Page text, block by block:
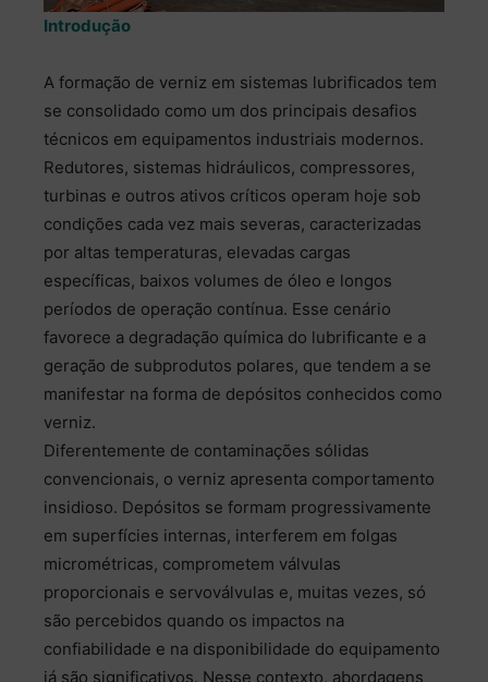
Introdução
A formação de verniz em sistemas lubrificados tem
se consolidado como um dos principais desafios
técnicos em equipamentos industriais modernos.
Redutores, sistemas hidráulicos, compressores,
turbinas e outros ativos críticos operam hoje sob
condições cada vez mais severas, caracterizadas
por altas temperaturas, elevadas cargas
específicas, baixos volumes de óleo e longos
períodos de operação contínua. Esse cenário
favorece a degradação química do lubrificante e a
geração de subprodutos polares, que tendem a se
manifestar na forma de depósitos conhecidos como
verniz.
Diferentemente de contaminações sólidas
convencionais, o verniz apresenta comportamento
insidioso. Depósitos se formam progressivamente
em superfícies internas, interferem em folgas
micrométricas, comprometem válvulas
proporcionais e servoválvulas e, muitas vezes, só
são percebidos quando os impactos na
confiabilidade e na disponibilidade do equipamento
já são significativos. Nesse contexto, abordagens